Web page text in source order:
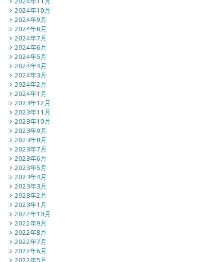
2024年10月
2024年9月
2024年8月
2024年7月
2024年6月
2024年5月
2024年4月
2024年3月
2024年2月
2024年1月
2023年12月
2023年11月
2023年10月
2023年9月
2023年8月
2023年7月
2023年6月
2023年5月
2023年4月
2023年3月
2023年2月
2023年1月
2022年10月
2022年9月
2022年8月
2022年7月
2022年6月
2022年5月